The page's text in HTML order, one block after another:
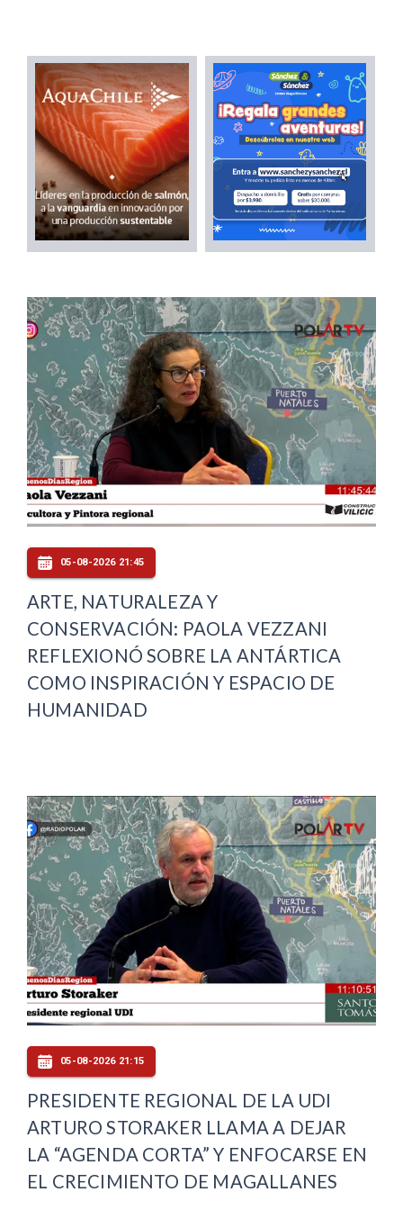
05-08-2026 21:45
ARTE, NATURALEZA Y
CONSERVACIÓN: PAOLA VEZZANI
REFLEXIONÓ SOBRE LA ANTÁRTICA
COMO INSPIRACIÓN Y ESPACIO DE
HUMANIDAD
05-08-2026 21:15
PRESIDENTE REGIONAL DE LA UDI
ARTURO STORAKER LLAMA A DEJAR
LA “AGENDA CORTA” Y ENFOCARSE EN
EL CRECIMIENTO DE MAGALLANES